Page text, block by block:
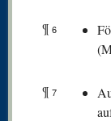
¶ 6
¶ 7